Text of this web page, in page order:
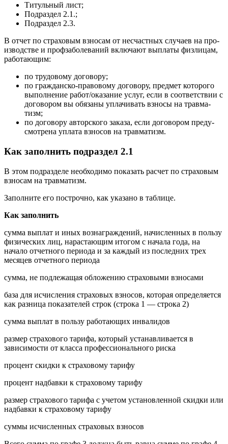
Титульный лист;
Подраздел 2.1.;
Подраздел 2.3.
В отчет по страховым взносам от несчаст­ных слу­ча­ев на про­
из­вод­стве и про­ф­за­бо­ле­ва­ний включают выплаты физ­ли­цам,
ра­бо­та­ю­щим:
по тру­до­во­му до­го­во­ру;
по граж­дан­ско-пра­во­во­му до­го­во­ру, пред­ме­т ко­то­ро­го
вы­пол­не­ние работ/ока­за­ние услуг, если в со­от­вет­ствии с
до­го­во­ром вы обя­заны упла­чи­вать взно­сы на трав­ма­
тизм;
по до­го­во­ру ав­тор­ско­го за­ка­за, если до­го­во­ром преду­
смот­ре­на упла­та взносов на трав­ма­тизм.
Как заполнить подраздел 2.1
В этом подразделе необходимо показать расчет по страховым
взносам на травматизм.
Заполните его построчно, как указано в таблице.
Как заполнить
сумма выплат и иных вознаграждений, начисленных в пользу
физических лиц, нарастающим итогом с начала года, на
начало отчетного периода и за каждый из последних трех
месяцев отчетного периода
сумма, не подлежащая обложению страховыми взносами
база для исчисления страховых взносов, которая определяется
как разница показателей строк (строка 1 — строка 2)
сумма выплат в пользу работающих инвалидов
размер страхового тарифа, который устанавливается в
зависимости от класса профессионального риска
процент скидки к страховому тарифу
процент надбавки к страховому тарифу
размер страхового тарифа с учетом установленной скидки или
надбавки к страховому тарифу
суммы исчисленных страховых взносов